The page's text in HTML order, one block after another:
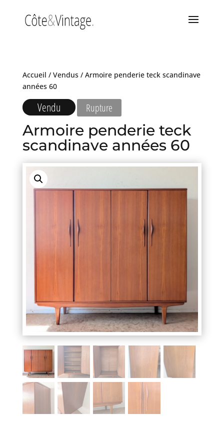
Accueil / Vendus/ Armoire penderie teck scandinave
années 60
Vendu Rupture
Armoire penderie teck
scandinave années 60